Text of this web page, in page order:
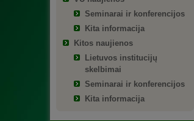
Seminarai ir konferencijos
Kita informacija
Kitos naujienos
Lietuvos institucijų
skelbimai
Seminarai ir konferencijos
Kita informacija